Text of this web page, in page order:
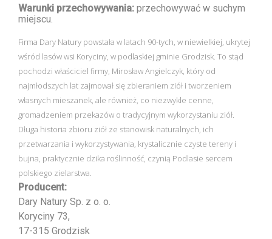
Warunki przechowywania: przechowywać w suchym
miejscu.
Firma Dary Natury powstała w latach 90-tych, w niewielkiej, ukrytej
wśród lasów wsi Koryciny, w podlaskiej gminie Grodzisk. To stąd
pochodzi właściciel firmy, Mirosław Angielczyk, który od
najmłodszych lat zajmował się zbieraniem ziół i tworzeniem
własnych mieszanek, ale również, co niezwykle cenne,
gromadzeniem przekazów o tradycyjnym wykorzystaniu ziół.
Długa historia zbioru ziół ze stanowisk naturalnych, ich
przetwarzania i wykorzystywania, krystalicznie czyste tereny i
bujna, praktycznie dzika roślinność, czynią Podlasie sercem
polskiego zielarstwa.
Producent:
Dary Natury Sp. z o. o.
Koryciny 73,
17-315 Grodzisk